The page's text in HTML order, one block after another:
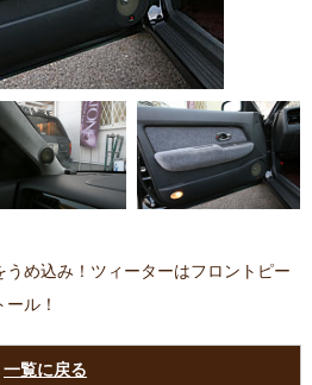
め込み！ツィーターはフロントピー
ル！
一覧に戻る